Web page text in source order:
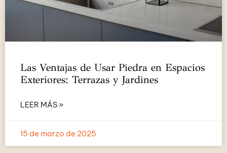
Las Ventajas de Usar Piedra en Espacios
Exteriores: Terrazas y Jardines
LEER MÁS »
15 de marzo de 2025